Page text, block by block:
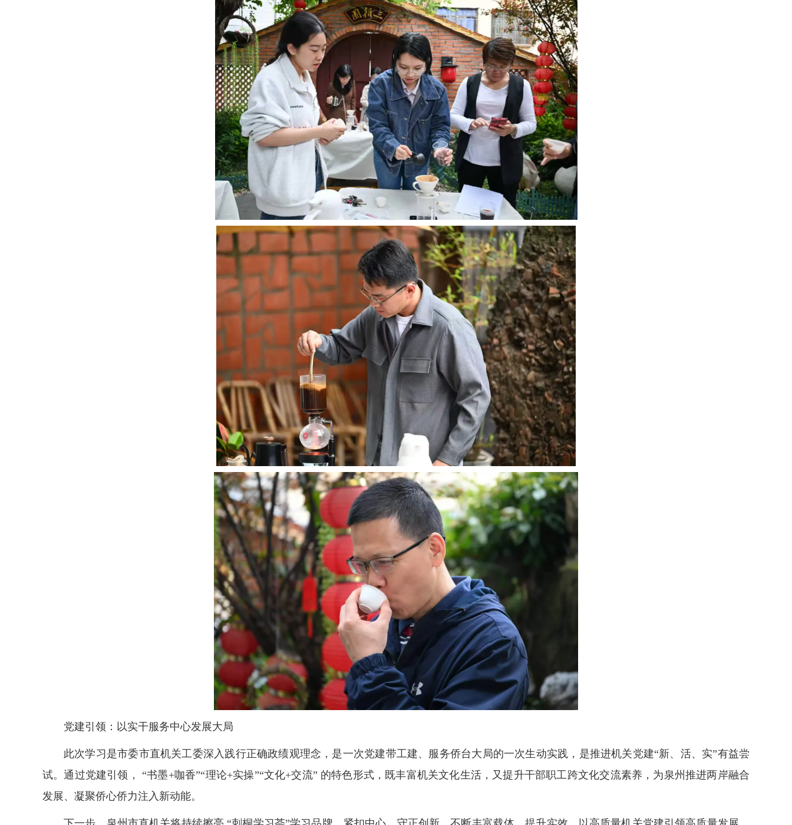
党建引领：以实干服务中心发展大局
此次学习是市委市直机关工委深入践行正确政绩观理念，是一次党建带工建、服务侨台大局的一次生动实践，是推进机关党建“新、活、实”有益尝
试。通过党建引领， “书墨+咖香”“理论+实操”“文化+交流” 的特色形式，既丰富机关文化生活，又提升干部职工跨文化交流素养，为泉州推进两岸融合
发展、凝聚侨心侨力注入新动能。